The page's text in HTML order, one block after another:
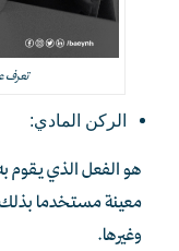
تعرف
الركن المادي:
هو الفعل الذي يقوم
معينة مستخدما
وغيرها.